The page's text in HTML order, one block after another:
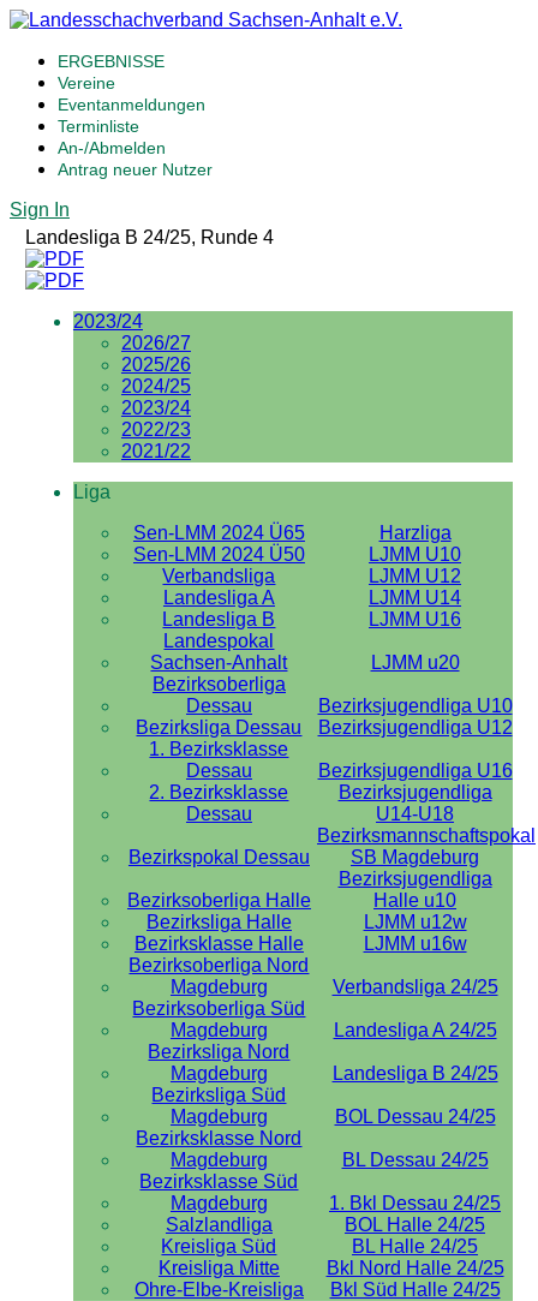
ERGEBNISSE
Vereine
Eventanmeldungen
Terminliste
An-/Abmelden
Antrag neuer Nutzer
Sign In
Landesliga B 24/25, Runde 4
2023/24
2026/27
2025/26
2024/25
2023/24
2022/23
2021/22
Liga
Sen-LMM 2024 Ü65
Harzliga
Sen-LMM 2024 Ü50
LJMM U10
Verbandsliga
LJMM U12
Landesliga A
LJMM U14
Landesliga B
LJMM U16
Landespokal
Sachsen-Anhalt
LJMM u20
Bezirksoberliga
Dessau
Bezirksjugendliga U10
Bezirksliga Dessau
Bezirksjugendliga U12
1. Bezirksklasse
Dessau
Bezirksjugendliga U16
2. Bezirksklasse
Dessau
Bezirksjugendliga
U14-U18
Bezirkspokal Dessau
Bezirksmannschaftspokal
SB Magdeburg
Bezirksoberliga Halle
Bezirksjugendliga
Halle u10
Bezirksliga Halle
LJMM u12w
Bezirksklasse Halle
LJMM u16w
Bezirksoberliga Nord
Magdeburg
Verbandsliga 24/25
Bezirksoberliga Süd
Magdeburg
Landesliga A 24/25
Bezirksliga Nord
Magdeburg
Landesliga B 24/25
Bezirksliga Süd
Magdeburg
BOL Dessau 24/25
Bezirksklasse Nord
Magdeburg
BL Dessau 24/25
Bezirksklasse Süd
Magdeburg
1. Bkl Dessau 24/25
Salzlandliga
BOL Halle 24/25
Kreisliga Süd
BL Halle 24/25
Kreisliga Mitte
Bkl Nord Halle 24/25
Ohre-Elbe-Kreisliga
Bkl Süd Halle 24/25